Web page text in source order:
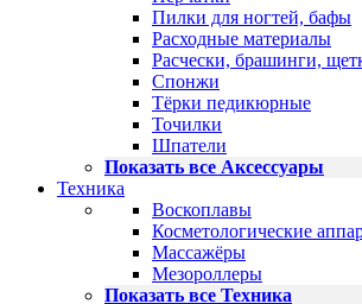
Пилки для ногтей, бафы
Расходные материалы
Расчески, брашинги,
Спонжи
Тёрки педикюрные
Точилки
Шпатели
Показать все Аксессуары
Техника
Воскоплавы
Косметологические
Массажёры
Мезороллеры
Показать все Техника